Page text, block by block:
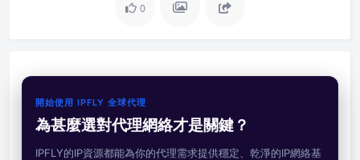
0
開始使用 IPFLY 全球代理
為甚麼選對代理網絡才是關鍵？
IPFLY的IP資源都能為你的代理需求提供穩定、乾淨的IP網絡基